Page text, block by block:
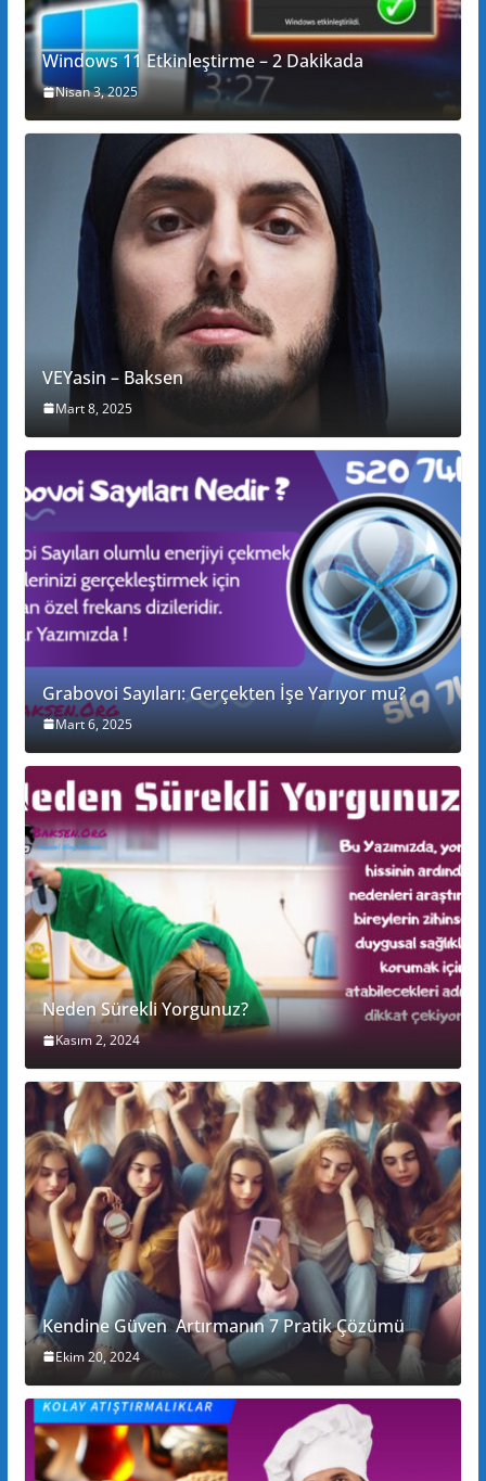
Windows 11 Etkinleştirme – 2 Dakikada
Nisan 3, 2025
VEYasin – Baksen
Mart 8, 2025
Grabovoi Sayıları: Gerçekten İşe Yarıyor mu?
Mart 6, 2025
Neden Sürekli Yorgunuz?
Kasım 2, 2024
Kendine Güven Artırmanın 7 Pratik Çözümü
Ekim 20, 2024